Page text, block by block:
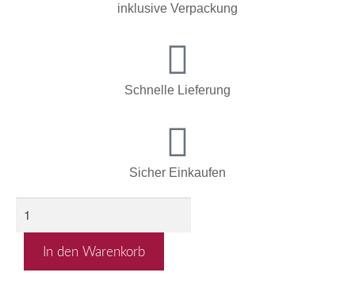
inklusive Verpackung
Schnelle Lieferung
Sicher Einkaufen
In den Warenkorb